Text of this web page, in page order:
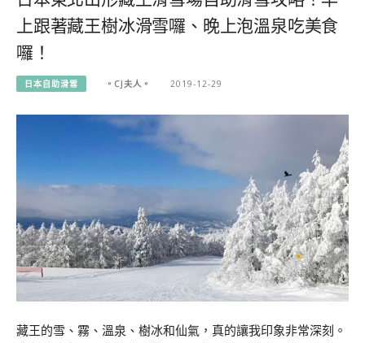
上跟著藏王樹冰滑雪囉、晚上泡溫泉吃美食
囉！
日本自助滑雪 。CJ夫人。 2019-12-29
藏王的雪、霧、溫泉、樹冰和仙氣，真的讓我印象非常深刻。